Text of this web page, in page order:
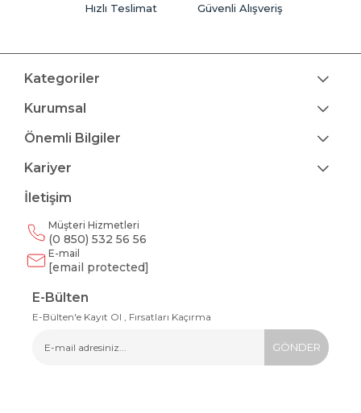
Hızlı Teslimat Güvenli Alışveriş
Kategoriler
Kurumsal
Önemli Bilgiler
Kariyer
İletişim
Müşteri Hizmetleri
(0 850) 532 56 56
E-mail
[email protected]
E-Bülten
E-Bülten'e Kayıt Ol , Fırsatları Kaçırma
GÖNDER